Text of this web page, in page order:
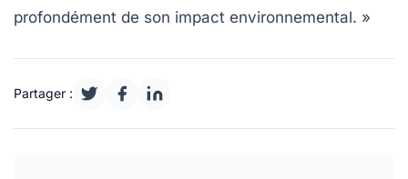
profondément de son impact environnemental. »
Partager :